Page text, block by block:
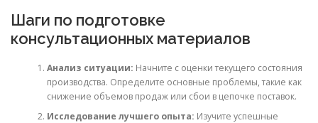
Шаги по подготовке
консультационных материалов
Анализ ситуации: Начните с оценки текущего состояния
производства. Определите основные проблемы, такие как
снижение объемов продаж или сбои в цепочке поставок.
Исследование лучшего опыта: Изучите успешные